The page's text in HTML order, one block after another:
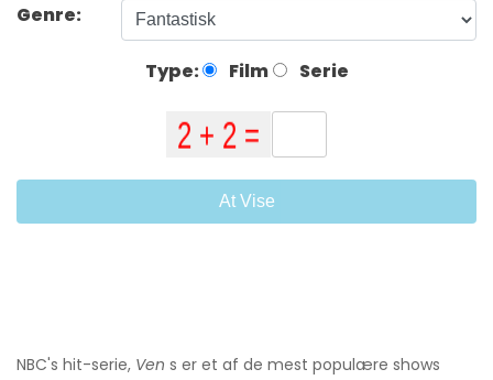
Genre:
Type: Film Serie
At Vise
NBC's hit-serie, Ven s er et af de mest populære shows